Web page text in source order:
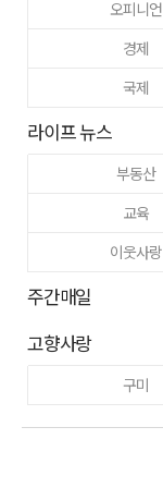
오피니언
경제
국제
라이프 뉴스
부동산
교육
이웃사랑
주간매일
고향사랑
구미